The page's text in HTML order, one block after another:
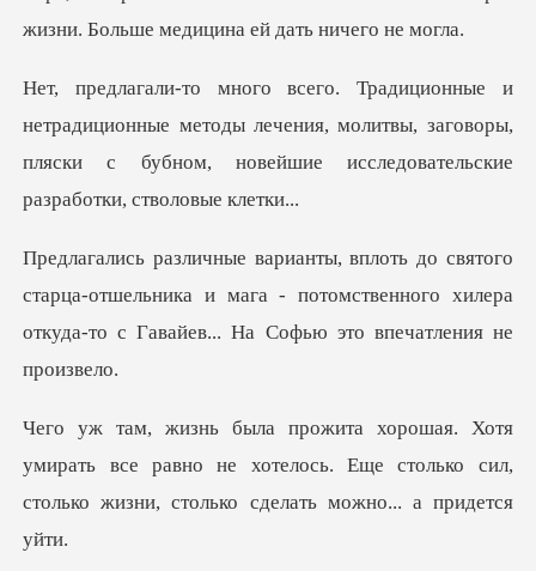
нные методы лечения, молитвы, заговоры,
пляски с бубном,
арца-отшельника и мага - потомственного хилера
откуда
ать все равно не хотелось. Еще столько сил,
стольк